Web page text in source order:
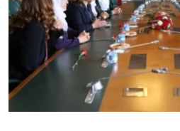
Arşiv
İletişim
Kurdi